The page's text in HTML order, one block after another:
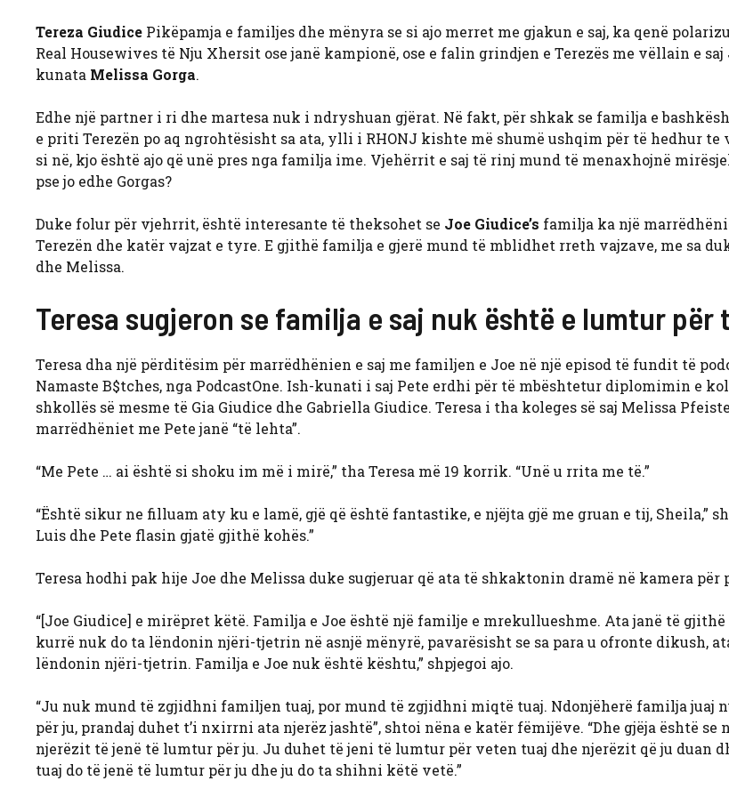
Tereza Giudice Pikëpamja e familjes dhe mënyra se si ajo merret me gjakun e saj, ka qenë
Real Housewives të Nju Xhersit ose janë kampionë, ose e falin grindjen e Terezës me vëllain e saj
kunata Melissa Gorga.
Edhe një partner i ri dhe martesa nuk i ndryshuan gjërat. Në fakt, për shkak se familja e
e priti Terezën po aq ngrohtësisht sa ata, ylli i RHONJ kishte më shumë ushqim për të hedhur te
si në, kjo është ajo që unë pres nga familja ime. Vjehërrit e saj të rinj mund të menaxhojnë
pse jo edhe Gorgas?
Duke folur për vjehrrit, është interesante të theksohet se Joe Giudice’s familja ka një
Terezën dhe katër vajzat e tyre. E gjithë familja e gjerë mund të mblidhet rreth vajzave, me sa
dhe Melissa.
Teresa sugjeron se familja e saj nuk është e lumtur për
Teresa dha një përditësim për marrëdhënien e saj me familjen e Joe në një episod të fundit të
Namaste B$tches, nga PodcastOne. Ish-kunati i saj Pete erdhi për të mbështetur diplomimin e
shkollës së mesme të Gia Giudice dhe Gabriella Giudice. Teresa i tha koleges së saj Melissa
marrëdhëniet me Pete janë “të lehta”.
“Me Pete … ai është si shoku im më i mirë,” tha Teresa më 19 korrik. “Unë u rrita me të.”
“Është sikur ne filluam aty ku e lamë, gjë që është fantastike, e njëjta gjë me gruan e tij, Sheila,”
Luis dhe Pete flasin gjatë gjithë kohës.”
Teresa hodhi pak hije Joe dhe Melissa duke sugjeruar që ata të shkaktonin dramë në kamera për
“[Joe Giudice] e mirëpret këtë. Familja e Joe është një familje e mrekullueshme. Ata janë të
kurrë nuk do ta lëndonin njëri-tjetrin në asnjë mënyrë, pavarësisht se sa para u ofronte dikush,
lëndonin njëri-tjetrin. Familja e Joe nuk është kështu,” shpjegoi ajo.
“Ju nuk mund të zgjidhni familjen tuaj, por mund të zgjidhni miqtë tuaj. Ndonjëherë familja juaj
për ju, prandaj duhet t’i nxirrni ata njerëz jashtë”, shtoi nëna e katër fëmijëve. “Dhe gjëja është se
njerëzit të jenë të lumtur për ju. Ju duhet të jeni të lumtur për veten tuaj dhe njerëzit që ju duan
tuaj do të jenë të lumtur për ju dhe ju do ta shihni këtë vetë.”